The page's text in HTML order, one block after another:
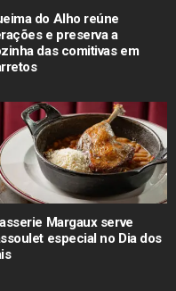
do Alho reúne
e preserva a
das comitivas em
Margaux serve
especial no Dia dos